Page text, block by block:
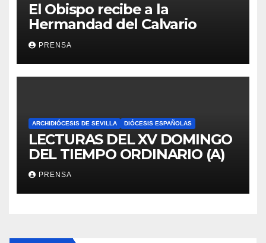
El Obispo recibe a la
Hermandad del Calvario
PRENSA
ARCHIDIÓCESIS DE SEVILLA DIÓCESIS ESPAÑOLAS
LECTURAS DEL XV DOMINGO
DEL TIEMPO ORDINARIO (A)
PRENSA